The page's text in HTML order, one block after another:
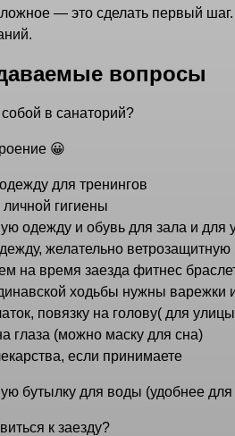
— это сделать первый
вопросы
в санаторий?
😀
для тренингов
личной гигиены
одежду и обувь для зала и для
желательно ветрозащитную
на время заезда фитнес
ходьбы нужны варежки
повязку на голову( для
глаза (можно маску для сна)
если принимаете
бутылку для воды (удобнее
к заезду?